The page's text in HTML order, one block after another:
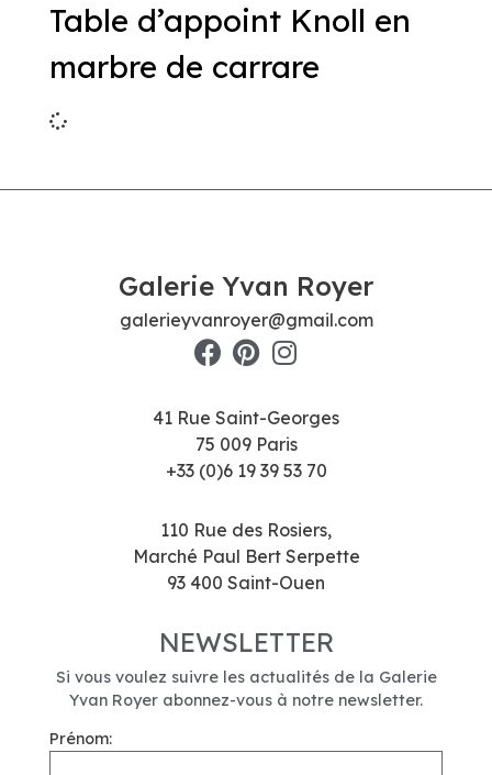
Table d’appoint Knoll en
marbre de carrare
Galerie Yvan Royer
galerieyvanroyer@gmail.com
41 Rue Saint-Georges
75 009 Paris
+33 (0)6 19 39 53 70
110 Rue des Rosiers,
Marché Paul Bert Serpette
93 400 Saint-Ouen
NEWSLETTER
Si vous voulez suivre les actualités de la Galerie
Yvan Royer abonnez-vous à notre newsletter.
Prénom: